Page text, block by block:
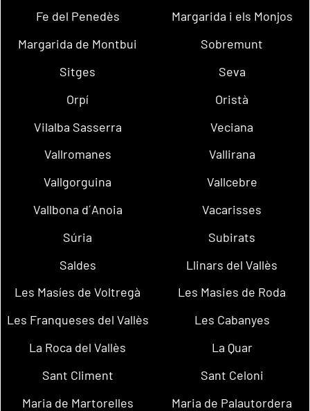
Fe del Penedès
Margarida i els Monjos
Margarida de Montbui
Sobremunt
Sitges
Seva
Orpí
Oristà
Vilalba Sasserra
Veciana
Vallromanes
Vallirana
Vallgorguina
Vallcebre
Vallbona d´Anoia
Vacarisses
Súria
Subirats
Saldes
Llinars del Vallès
Les Masíes de Voltregà
Les Masies de Roda
Les Franqueses del Vallès
Les Cabanyes
La Roca del Vallès
La Quar
Sant Climent
Sant Celoni
Maria de Martorelles
Maria de Palautordera